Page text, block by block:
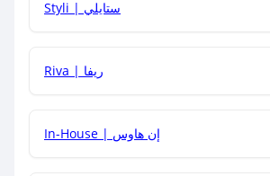
جمع كود خصم مع العروض الأخرى؟
Styli | ستايلي
Riva | ريفا
In-House | إن هاوس